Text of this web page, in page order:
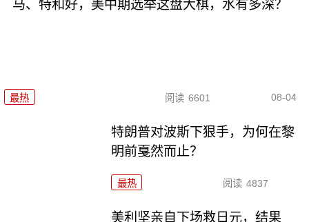
马、特和好，美中期选举这盘大棋，水有多深？
最热 阅读 6601 08-04
特朗普对波斯下狠手，为何在黎
明前戛然而止？
最热 阅读 4837
美利坚亲自下场救日元，结果